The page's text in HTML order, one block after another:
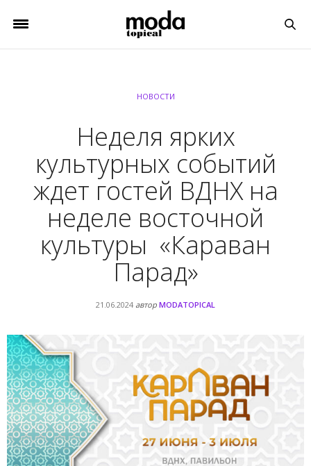
НОВОСТИ
Неделя ярких
культурных событий
ждет гостей ВДНХ на
неделе восточной
культуры «Караван
Парад»
21.06.2024 автор MODATOPICAL